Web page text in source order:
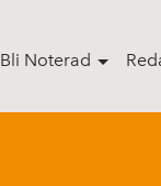
Bli Noterad